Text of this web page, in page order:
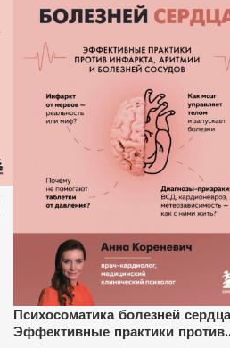
Психосоматика болезней
Эффективные практики против